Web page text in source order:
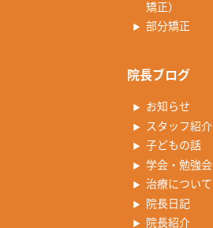
矯正）
部分矯正
院長ブログ
お知らせ
スタッフ紹介
子どもの話
学会・勉強会
治療について
院長日記
院長紹介